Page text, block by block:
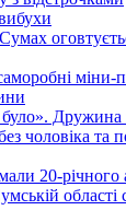
Дружина
чоловіка та
20-річного